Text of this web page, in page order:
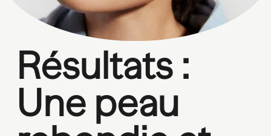
Résultats :
Une peau